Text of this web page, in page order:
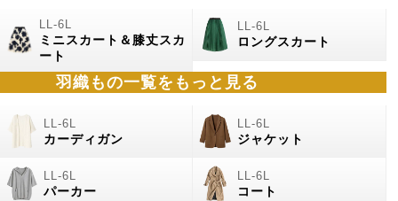
ミニスカート＆膝丈スカ
ート
ロングスカート
羽織もの一覧をもっと見る
カーディガン ジャケット
パーカー コート